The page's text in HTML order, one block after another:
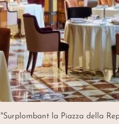
"Surplombant la Piazza della